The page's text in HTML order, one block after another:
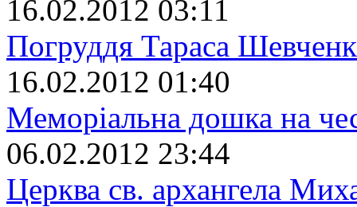
16.02.2012 03:11
Погруддя Тараса
16.02.2012 01:40
Меморіальна дошка на
06.02.2012 23:44
Церква св. архангела